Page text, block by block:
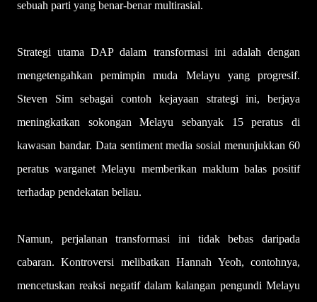
sebuah parti yang benar-benar multirasial.
Strategi utama DAP dalam transformasi ini adalah dengan
mengetengahkan pemimpin muda Melayu yang progresif.
Steven Sim sebagai contoh kejayaan strategi ini, berjaya
meningkatkan sokongan Melayu sebanyak 15 peratus di
kawasan bandar. Data sentiment media sosial menunjukkan 60
peratus warganet Melayu memberikan maklum balas positif
terhadap pendekatan beliau.
Namun, perjalanan transformasi ini tidak bebas daripada
cabaran. Kontroversi melibatkan Hannah Yeoh, contohnya,
mencetuskan reaksi negatif dalam kalangan pengundi Melayu